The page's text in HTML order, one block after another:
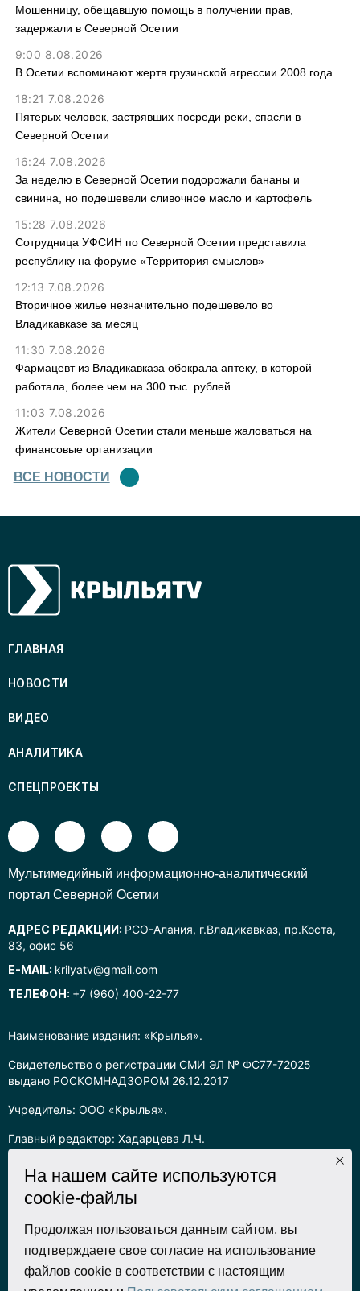
Мошенницу, обещавшую помощь в получении прав,
задержали в Северной Осетии
9:00 8.08.2026
В Осетии вспоминают жертв грузинской агрессии 2008 года
18:21 7.08.2026
Пятерых человек, застрявших посреди реки, спасли в
Северной Осетии
16:24 7.08.2026
За неделю в Северной Осетии подорожали бананы и
свинина, но подешевели сливочное масло и картофель
15:28 7.08.2026
Сотрудница УФСИН по Северной Осетии представила
республику на форуме «Территория смыслов»
12:13 7.08.2026
Вторичное жилье незначительно подешевело во
Владикавказе за месяц
11:30 7.08.2026
Фармацевт из Владикавказа обокрала аптеку, в которой
работала, более чем на 300 тыс. рублей
11:03 7.08.2026
Жители Северной Осетии стали меньше жаловаться на
финансовые организации
ВСЕ НОВОСТИ
Наименование издания: «Крылья».
Свидетельство о регистрации СМИ ЭЛ № ФС77-72025
выдано РОСКОМНАДЗОРОМ 26.12.2017
Учредитель: ООО «Крылья».
Главный редактор: Хадарцева Л.Ч.
Информация на сайте предназначена для лиц старше 16 лет.
Все права на любые материалы, опубликованные на сайте,
защищены в соответствии с российским законодательством
об интеллектуальной собственности. Любое использование
текстовых, фото, аудио и видеоматериалов возможно только
с согласия правообладателя (ООО «Крылья») и при строгом
наличии ссылки на ресурс. Для сетевых ресурсов –
ГЛАВНАЯ
НОВОСТИ
ВИДЕО
АНАЛИТИКА
СПЕЦПРОЕКТЫ
Mультимедийный информационно-аналитический
портал Северной Осетии
АДРЕС РЕДАКЦИИ: РСО-Алания, г.Владикавказ, пр.Коста,
83, офис 56
E-MAIL: krilyatv@gmail.com
ТЕЛЕФОН: +7 (960) 400-22-77
На нашем сайте используются
cookie-файлы
Продолжая пользоваться данным сайтом, вы
подтверждаете свое согласие на использование
файлов cookie в соответствии с настоящим